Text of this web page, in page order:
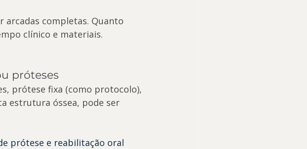
arcadas completas. Quanto
clínico e materiais.
próteses
prótese fixa (como protocolo),
estrutura óssea, pode ser
prótese e reabilitação oral